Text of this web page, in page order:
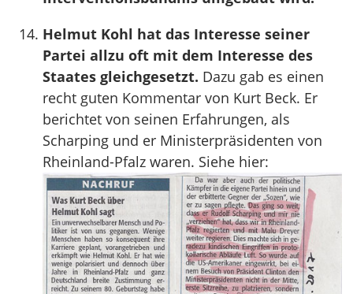
Helmut Kohl hat das Interesse seiner
Partei allzu oft mit dem Interesse des
Staates gleichgesetzt. Dazu gab es einen
recht guten Kommentar von Kurt Beck. Er
berichtet von seinen Erfahrungen, als
Scharping und er Ministerpräsidenten von
Rheinland-Pfalz waren. Siehe hier: